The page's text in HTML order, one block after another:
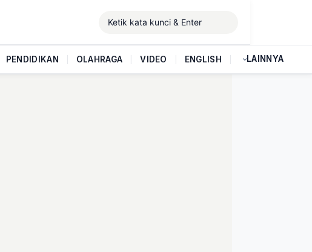
PENDIDIKAN OLAHRAGA VIDEO ENGLISH LAINNYA